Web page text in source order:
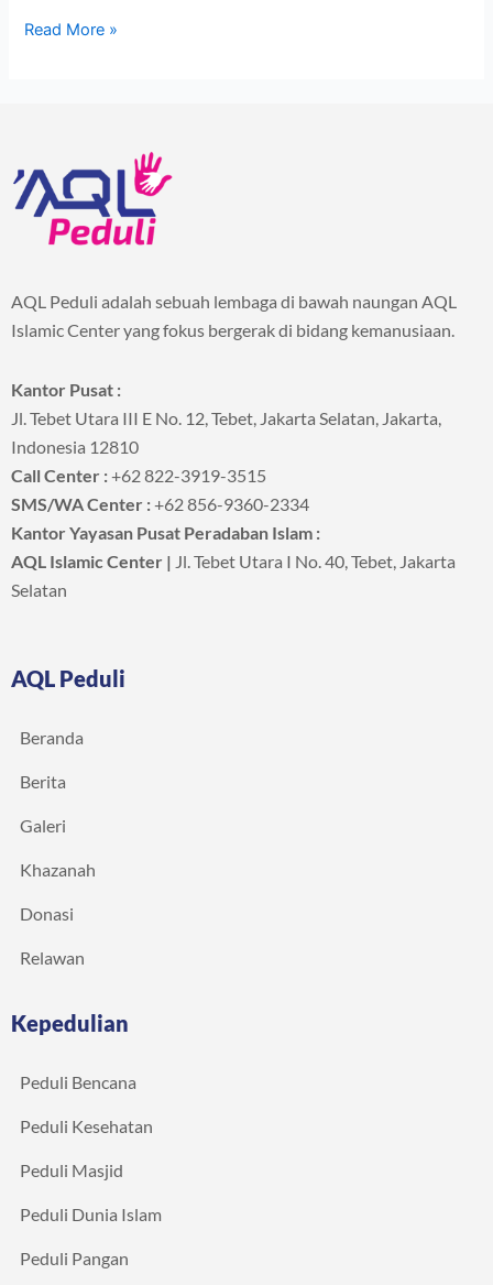
Read More »
AQL Peduli adalah sebuah lembaga di bawah naungan AQL
Islamic Center yang fokus bergerak di bidang kemanusiaan.
Kantor Pusat :
Jl. Tebet Utara III E No. 12, Tebet, Jakarta Selatan, Jakarta,
Indonesia 12810
Call Center :+62 822-3919-3515
SMS/WA Center :+62 856-9360-2334
Kantor Yayasan Pusat Peradaban Islam :
AQL Islamic Center | Jl. Tebet Utara I No. 40, Tebet, Jakarta
Selatan
AQL Peduli
Beranda
Berita
Galeri
Khazanah
Donasi
Relawan
Kepedulian
Peduli Bencana
Peduli Kesehatan
Peduli Masjid
Peduli Dunia Islam
Peduli Pangan